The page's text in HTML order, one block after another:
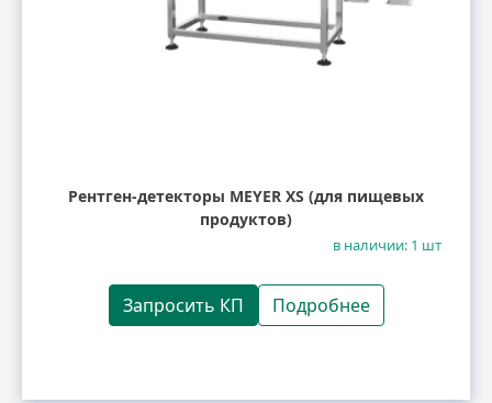
Рентген-детекторы MEYER XS (для пищевых
продуктов)
в наличии: 1 шт
Запросить КП Подробнее